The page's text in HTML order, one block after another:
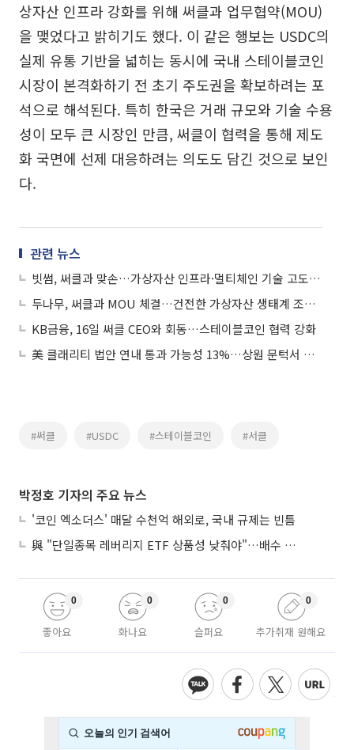
상자산 인프라 강화를 위해 써클과 업무협약(MOU)
을 맺었다고 밝히기도 했다. 이 같은 행보는 USDC의
실제 유통 기반을 넓히는 동시에 국내 스테이블코인
시장이 본격화하기 전 초기 주도권을 확보하려는 포
석으로 해석된다. 특히 한국은 거래 규모와 기술 수용
성이 모두 큰 시장인 만큼, 써클이 협력을 통해 제도
화 국면에 선제 대응하려는 의도도 담긴 것으로 보인
다.
관련 뉴스
빗썸, 써클과 맞손…가상자산 인프라·멀티체인 기술 고도화 모색
두나무, 써클과 MOU 체결…건전한 가상자산 생태계 조성 협력
KB금융, 16일 써클 CEO와 회동…스테이블코인 협력 강화
美 클래리티 법안 연내 통과 가능성 13%…상원 문턱서 제동
#써클 #USDC #스테이블코인 #서클
박정호 기자의 주요 뉴스
'코인 엑소더스' 매달 수천억 해외로, 국내 규제는 빈틈
與 "단일종목 레버리지 ETF 상품성 낮춰야"…배수 조정안도 거론
좋아요
0
화나요
0
슬퍼요
0
추가취재 원해요
0